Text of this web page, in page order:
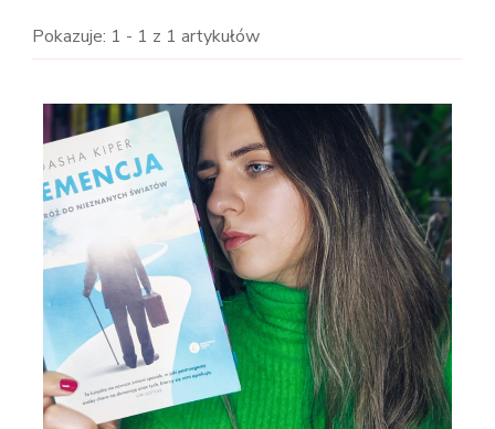
Pokazuje: 1 - 1 z 1 artykułów